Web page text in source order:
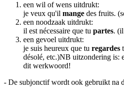
een wil of wens uitdrukt:
je veux qu'il mange des fruits.
een noodzaak uitdrukt:
il est nécessaire que tu partes.
een gevoel uitdrukt:
je suis heureux que tu regardes
désolé, etc.)NB uitzondering is:
dit werkwoord!
- De subjonctif wordt ook gebruikt na